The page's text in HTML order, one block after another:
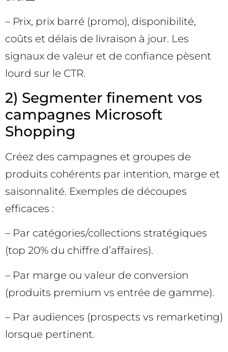
– Prix, prix barré (promo), disponibilité,
coûts et délais de livraison à jour. Les
signaux de valeur et de confiance pèsent
lourd sur le CTR.
2) Segmenter finement vos
campagnes Microsoft
Shopping
Créez des campagnes et groupes de
produits cohérents par intention, marge et
saisonnalité. Exemples de découpes
efficaces :
– Par catégories/collections stratégiques
(top 20% du chiffre d’affaires).
– Par marge ou valeur de conversion
(produits premium vs entrée de gamme).
– Par audiences (prospects vs remarketing)
lorsque pertinent.